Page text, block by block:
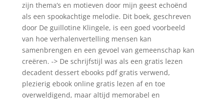
zijn thema’s en motieven door mijn geest echoënd
als een spookachtige melodie. Dit boek, geschreven
door De guillotine Klingele, is een goed voorbeeld
van hoe verhalenvertelling mensen kan
samenbrengen en een gevoel van gemeenschap kan
creëren. -> De schrijfstijl was als een gratis lezen
decadent dessert ebooks pdf gratis verwend,
plezierig ebook online gratis lezen af en toe
overweldigend, maar altijd memorabel en